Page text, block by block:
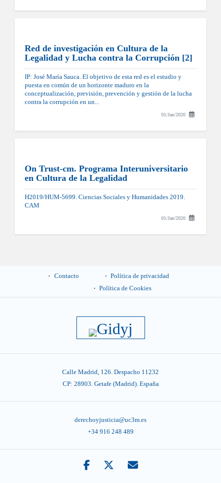
Red de investigación en Cultura de la
Legalidad y Lucha contra la Corrupción [2]
IP: José María Sauca. El objetivo de esta red es el estudio y
puesta en común de un horizonte maduro en la
conceptualización, previsión, prevención y gestión de la lucha
contra la corrupción en un...
01/Jan/2020
On Trust-cm. Programa Interuniversitario
en Cultura de la Legalidad
H2019/HUM-5699. Ciencias Sociales y Humanidades 2019.
CAM
01/Jan/2020
Contacto
Política de privacidad
Política de Cookies
Calle Madrid, 126. Despacho 11232
CP: 28903. Getafe (Madrid). España
derechoyjusticia@uc3m.es
+34 916 248 489